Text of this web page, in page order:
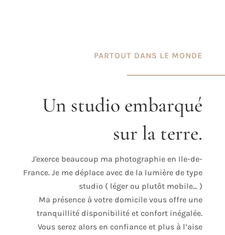
PARTOUT DANS LE MONDE
Un studio embarqué
sur la terre.
J'exerce beaucoup ma photographie en Ile-de-
France. Je me déplace avec de la lumière de type
studio ( léger ou plutôt mobile... )
Ma présence à votre domicile vous offre une
tranquillité disponibilité et confort inégalée.
Vous serez alors en confiance et plus à l’aise